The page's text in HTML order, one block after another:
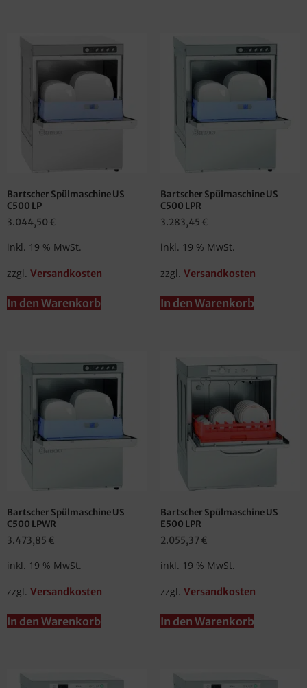
Bartscher Spülmaschine US
C500 LP
3.044,50 €
inkl. 19 % MwSt.
zzgl. Versandkosten
In den Warenkorb
Bartscher Spülmaschine US
C500 LPR
3.283,45 €
inkl. 19 % MwSt.
zzgl. Versandkosten
In den Warenkorb
Bartscher Spülmaschine US
C500 LPWR
3.473,85 €
inkl. 19 % MwSt.
zzgl. Versandkosten
In den Warenkorb
Bartscher Spülmaschine US
E500 LPR
2.055,37€
inkl. 19 % MwSt.
zzgl. Versandkosten
In den Warenkorb